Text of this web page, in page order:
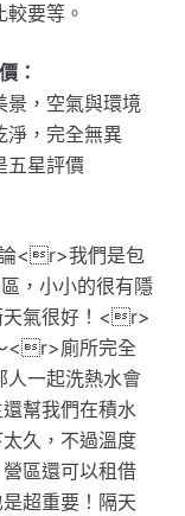
要等。
：
景，空氣與環境
淨，完全無異
五星評價
<r>我們是包
，小小的很有隱
氣很好！<r>
<r>廁所完全
人一起洗熱水會
幫我們在積水
久，不過溫度
區還可以租借
超重要！隔天